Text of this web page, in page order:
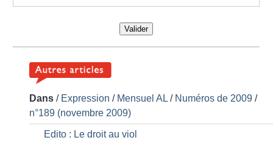
Valider
Dans / Expression / Mensuel AL / Numéros de 2009 /
n°189 (novembre 2009)
Edito : Le droit au viol